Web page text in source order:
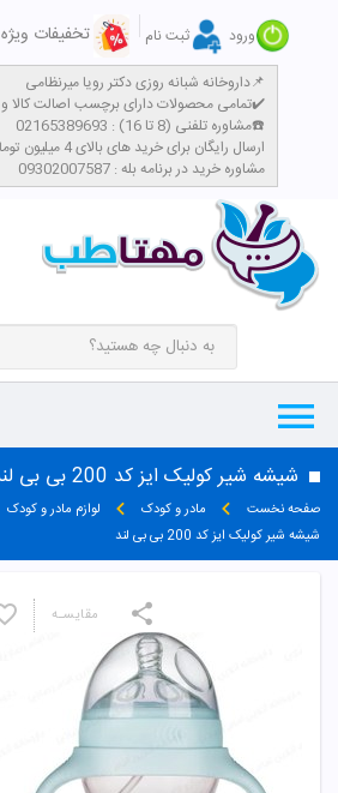
ورود ثبت نام تخفیفات ویژه
داروخانه شبانه روزی دکتر رویا میرنظامی📌
تمامی محصولات دارای برچسب اصالت کالا و سیب سلامت میباشند✔️
مشاوره تلفنی (8 تا 16) : 02165389693☎️
​ارسال رایگان برای خرید های بالای 4 میلیون تومان با پست پیشتاز
مشاوره خرید در برنامه بله : 09302007587
شیشه شیر کولیک ایز کد 200 بی بی لند
صفحه نخست مادر و کودک لوازم مادر و کودک
شیشه شیر کولیک ایز کد 200 بی بی لند
مقایسـه